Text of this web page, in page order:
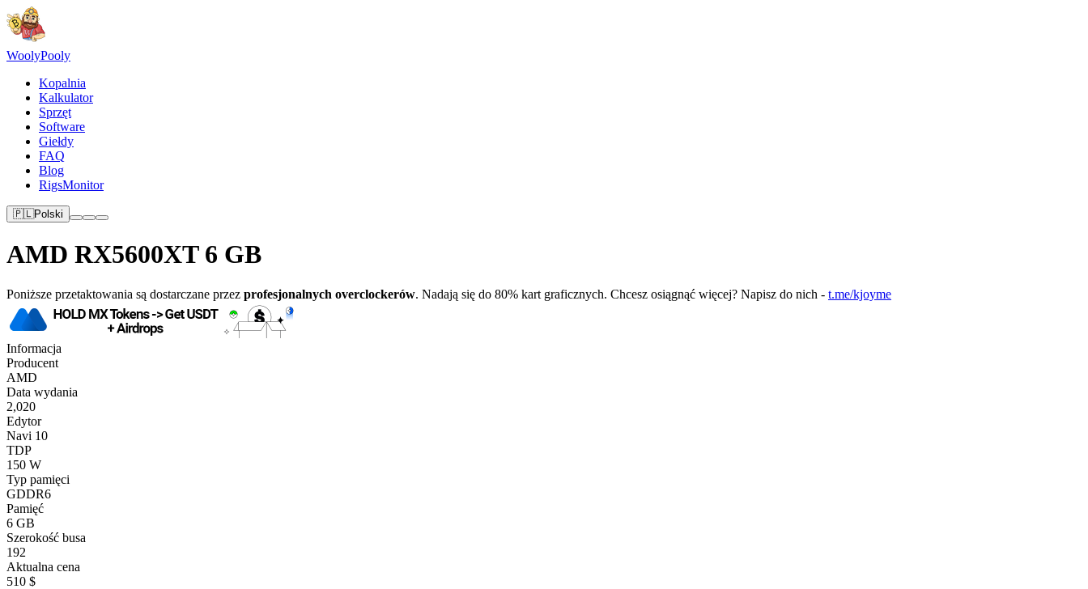
WoolyPooly
Kopalnia
Kalkulator
Sprzęt
Software
Giełdy
FAQ
Blog
RigsMonitor
🇵🇱Polski
AMD RX5600XT 6 GB
Poniższe przetaktowania są dostarczane przez profesjonalnych overclockerów. Nadają się do 80% kart graficznych. Chcesz osiągnąć więcej? Napisz do nich - t.me/kjoyme
Informacja
Producent
AMD
Data wydania
2,020
Edytor
Navi 10
TDP
150 W
Typ pamięci
GDDR6
Pamięć
6 GB
Szerokość busa
192
Aktualna cena
510 $